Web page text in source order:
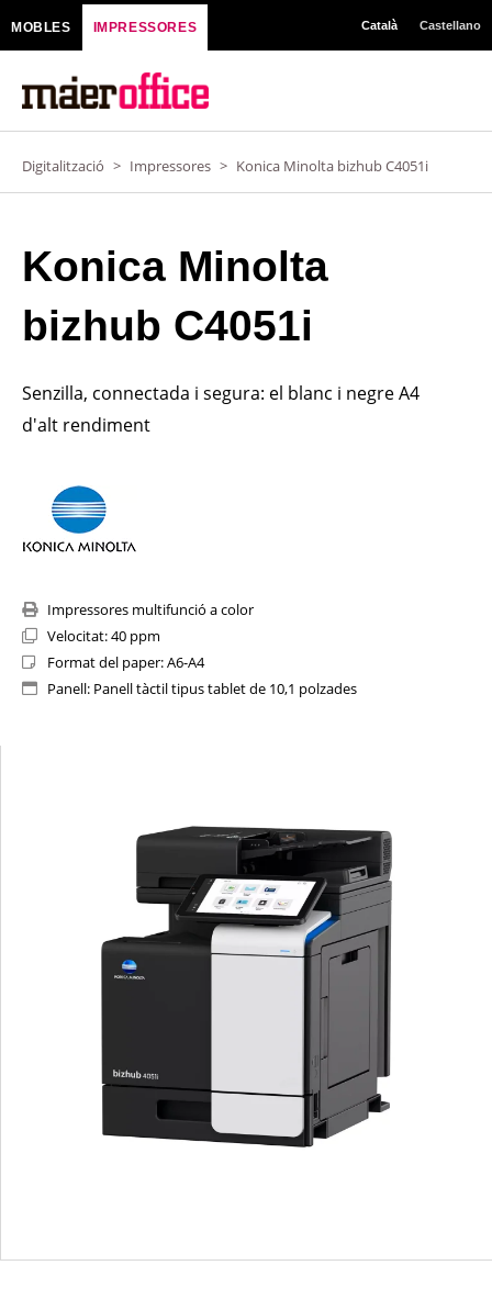
al
contingut
MOBLES IMPRESSORES Català Castellano
Digitalització > Impressores > Konica Minolta bizhub C4051i
Konica Minolta
bizhub C4051i
Senzilla, connectada i segura: el blanc i negre A4
d'alt rendiment
Impressores multifunció a color
Velocitat: 40 ppm
Format del paper: A6-A4
Panell: Panell tàctil tipus tablet de 10,1 polzades